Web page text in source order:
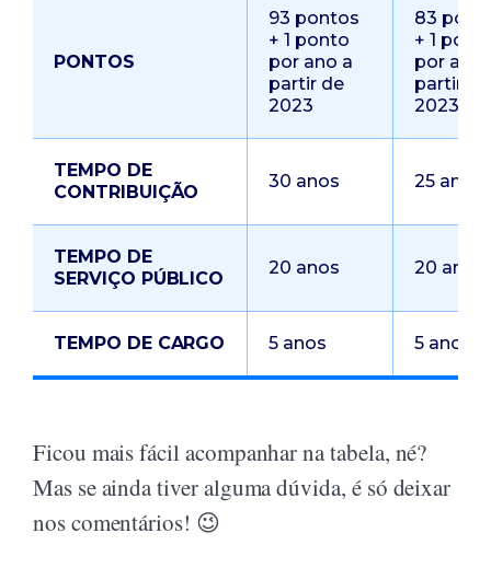
PONTOS
93 pontos
+ 1 ponto
por ano a
partir de
2023
83
+ 1
por ano
partir de
2023
TEMPO DE
CONTRIBUIÇÃO
30 anos 25 anos
TEMPO DE
SERVIÇO PÚBLICO
20 anos 20 anos
TEMPO DE CARGO 5 anos 5 anos
Ficou mais fácil acompanhar na tabela, né?
Mas se ainda tiver alguma dúvida, é só deixar
nos comentários! 😉